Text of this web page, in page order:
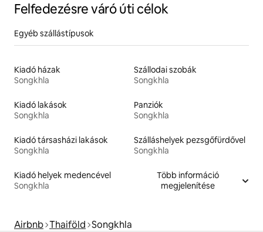
Felfedezésre váró úti célok
Egyéb szállástípusok
Kiadó házak
Songkhla
Szállodai szobák
Songkhla
Kiadó lakások
Songkhla
Panziók
Songkhla
Kiadó társasházi lakások
Songkhla
Szálláshelyek pezsgőfürdővel
Songkhla
Kiadó helyek medencével
Songkhla
Több információ
megjelenítése
Airbnb Thaiföld Songkhla